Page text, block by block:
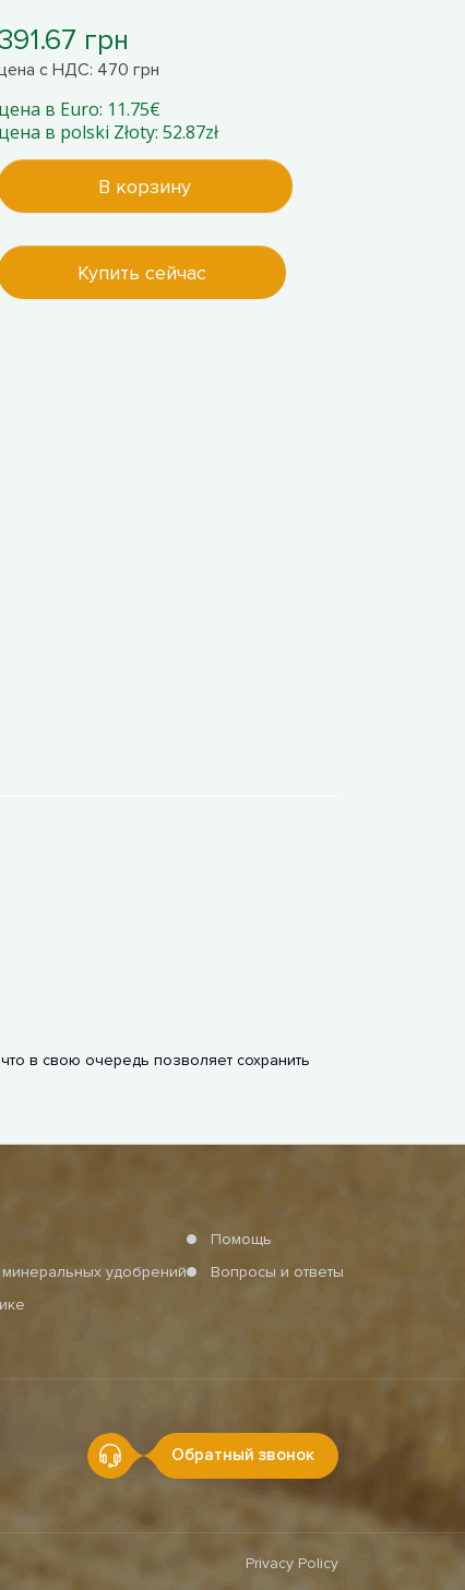
391.67 грн
с НДС: 470 грн
цена в Euro: 11.75€
цена в polski Złoty: 52.87zł
В корзину
Купить сейчас
в свою очередь позволяет сохранить
удобрений
Помощь
Вопросы и ответы
Обратный звонок
Privacy Policy